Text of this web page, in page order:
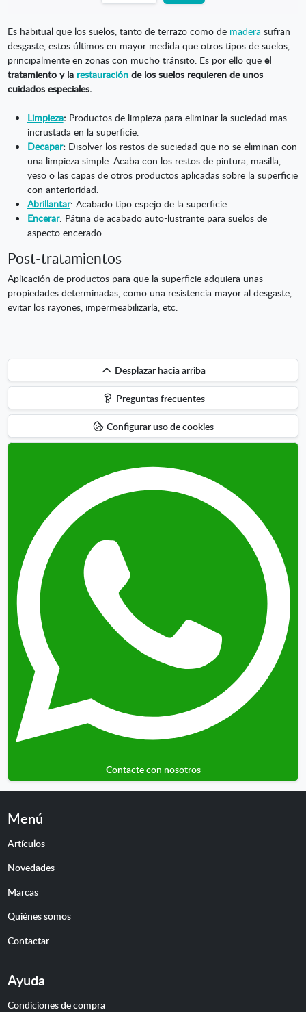
Es habitual que los suelos, tanto de terrazo como de madera sufran
desgaste, estos últimos en mayor medida que otros tipos de suelos,
principalmente en zonas con mucho tránsito. Es por ello que el
tratamiento y la restauraciónde los suelos requieren de unos
cuidados especiales.
Limpieza: Productos de limpieza para eliminar la suciedad mas
incrustada en la superficie.
Decapar: Disolver los restos de suciedad que no se eliminan con
una limpieza simple. Acaba con los restos de pintura, masilla,
yeso o las capas de otros productos aplicadas sobre la superficie
con anterioridad.
Abrillantar: Acabado tipo espejo de la superficie.
Encerar: Pátina de acabado auto-lustrante para suelos de
aspecto encerado.
Post-tratamientos
Aplicación de productos para que la superficie adquiera unas
propiedades determinadas, como una resistencia mayor al desgaste,
evitar los rayones, impermeabilizarla, etc.
Desplazar
hacia
arriba
Desplazar hacia arriba
Preguntas frecuentes
Configurar uso de cookies
Contacte con nosotros
Menú
Artículos
Novedades
Marcas
Quiénes somos
Contactar
Ayuda
Condiciones de compra